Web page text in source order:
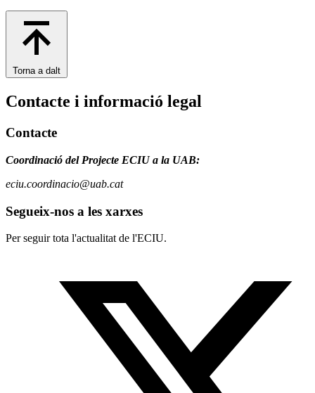
Torna a dalt
Contacte i informació legal
Contacte
Coordinació del Projecte ECIU a la UAB:
eciu.coordinacio@uab.cat
Segueix-nos a les xarxes
Per seguir tota l'actualitat de l'ECIU.